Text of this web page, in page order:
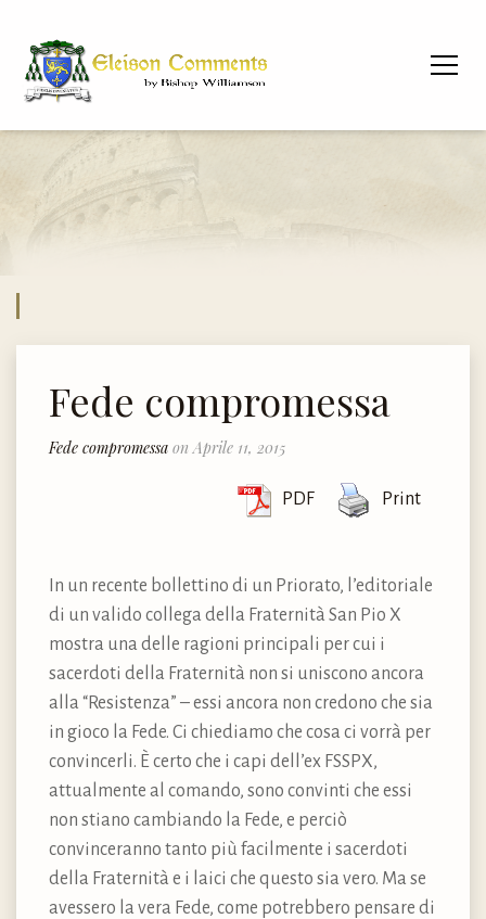
Fede compromessa
Fede compromessa on Aprile 11, 2015
PDF Print
In un recente bollettino di un Priorato, l’editoriale
di un valido collega della Fraternità San Pio X
mostra una delle ragioni principali per cui i
sacerdoti della Fraternità non si uniscono ancora
alla “Resistenza” – essi ancora non credono che sia
in gioco la Fede. Ci chiediamo che cosa ci vorrà per
convincerli. È certo che i capi dell’ex FSSPX,
attualmente al comando, sono convinti che essi
non stiano cambiando la Fede, e perciò
convinceranno tanto più facilmente i sacerdoti
della Fraternità e i laici che questo sia vero. Ma se
avessero la vera Fede, come potrebbero pensare di